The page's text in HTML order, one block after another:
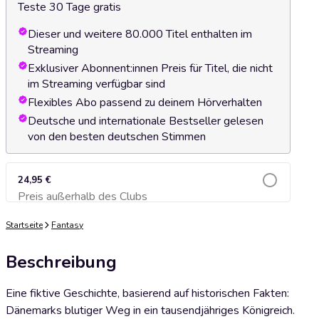
Teste 30 Tage gratis
Dieser und weitere 80.000 Titel enthalten im
Streaming
Exklusiver Abonnent:innen Preis für Titel, die nicht
im Streaming verfügbar sind
Flexibles Abo passend zu deinem Hörverhalten
Deutsche und internationale Bestseller gelesen
von den besten deutschen Stimmen
24,95 €
Preis außerhalb des ClubsZum Warenkorb hinzufügen
Startseite Fantasy
Beschreibung
Eine fiktive Geschichte, basierend auf historischen Fakten:
Dänemarks blutiger Weg in ein tausendjähriges Königreich.